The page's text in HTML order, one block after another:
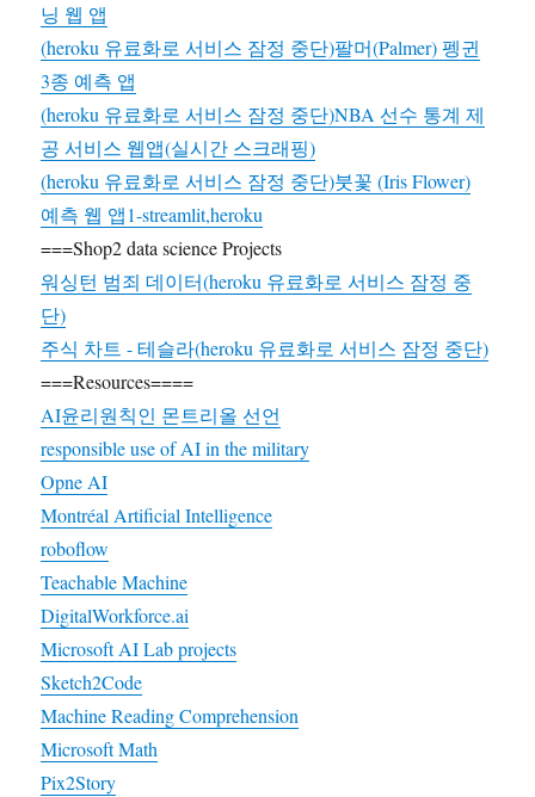
닝 웹 앱
(heroku 유료화로 서비스 잠정 중단)팔머(Palmer) 펭귄
3종 예측 앱
(heroku 유료화로 서비스 잠정 중단)NBA 선수 통계 제
공 서비스 웹앱(실시간 스크래핑)
(heroku 유료화로 서비스 잠정 중단)붓꽃 (Iris Flower)
예측 웹 앱1-streamlit,heroku
===Shop2 data science Projects
워싱턴 범죄 데이터(heroku 유료화로 서비스 잠정 중
단)
주식 차트 - 테슬라(heroku 유료화로 서비스 잠정 중단)
===Resources====
AI윤리원칙인 몬트리올 선언
responsible use of AI in the military
Opne AI
Montréal Artificial Intelligence
roboflow
Teachable Machine
DigitalWorkforce.ai
Microsoft AI Lab projects
Sketch2Code
Machine Reading Comprehension
Microsoft Math
Pix2Story